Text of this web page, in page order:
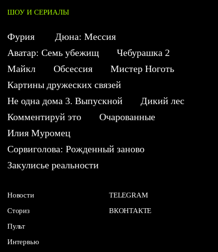
ШОУ И СЕРИАЛЫ
Фурия
Дюна: Мессия
Аватар: Семь убежищ
Чебурашка 2
Майкл
Обсессия
Мистер Ноготь
Картины дружеских связей
Не одна дома 3. Выпускной
Дикий лес
Комментируй это
Очарованные
Илия Муромец
Сорвиголова: Рожденный заново
Закулисье реальности
Новости
Сториз
Пульт
Интервью
TELEGRAM
ВКОНТАКТЕ